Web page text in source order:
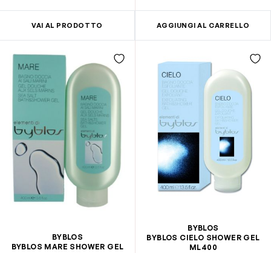
VAI AL PRODOTTO AGGIUNGI AL CARRELLO
BYBLOS
BYBLOS MARE SHOWER GEL
BYBLOS
BYBLOS CIELO SHOWER GEL
ML400